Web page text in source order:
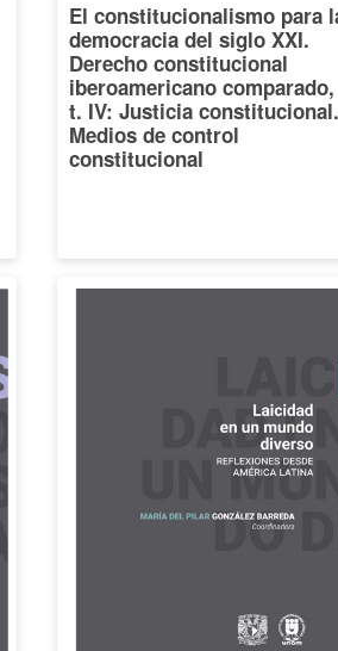
El constitucionalismo para
democracia del siglo XXI.
Derecho constitucional
iberoamericano comparado,
t. IV: Justicia constitucional.
Medios de control
constitucional